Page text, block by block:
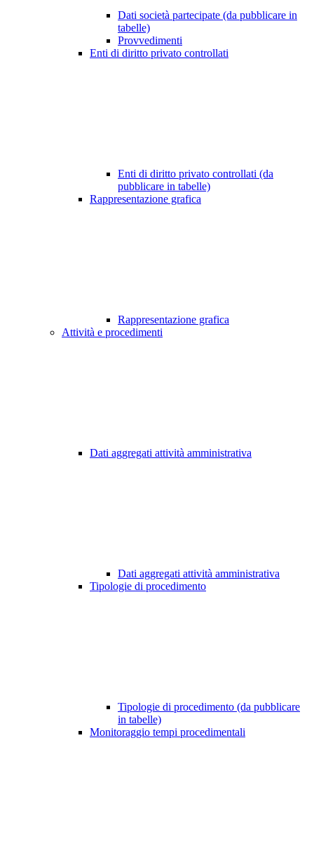
Dati società partecipate (da pubblicare in
tabelle)
Provvedimenti
Enti di diritto privato controllati
Enti di diritto privato controllati (da
pubblicare in tabelle)
Rappresentazione grafica
Rappresentazione grafica
Attività e procedimenti
Dati aggregati attività amministrativa
Dati aggregati attività amministrativa
Tipologie di procedimento
Tipologie di procedimento (da pubblicare
in tabelle)
Monitoraggio tempi procedimentali